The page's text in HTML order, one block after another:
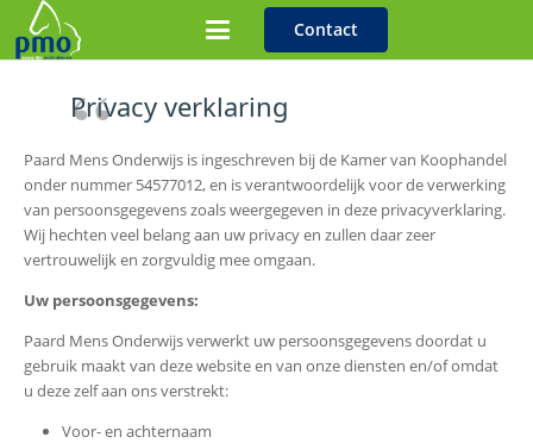
Contact
Privacy verklaring
Paard Mens Onderwijs is ingeschreven bij de Kamer van Koophandel
onder nummer 54577012, en is verantwoordelijk voor de verwerking
van persoonsgegevens zoals weergegeven in deze privacyverklaring.
Wij hechten veel belang aan uw privacy en zullen daar zeer
vertrouwelijk en zorgvuldig mee omgaan.
Uw persoonsgegevens:
Paard Mens Onderwijs verwerkt uw persoonsgegevens doordat u
gebruik maakt van deze website en van onze diensten en/of omdat
u deze zelf aan ons verstrekt:
Voor- en achternaam